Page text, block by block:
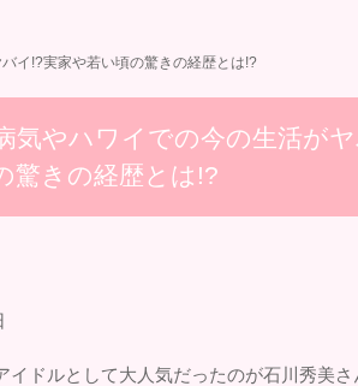
イ!?実家や若い頃の驚きの経歴とは!?
気やハワイでの今の生活が
驚きの経歴とは!?
イドルとして大人気だったのが石川秀美さ